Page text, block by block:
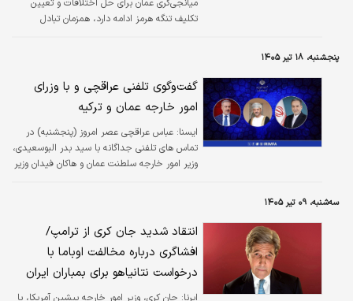
میانجی‌گری عمان برای حل اختلافات و تعیین
تکلیف تنگه هرمز ادامه دارد، همزمان تبادل
پنجشنبه، ۱۸ تیر ۱۴۰۵
گفت‌وگوی تلفنی عراقچی و با وزرای
امور خارجه عمان و ترکیه
ايسنا: عباس عراقچی عصر امروز (پنجشنبه) در
تماس های تلفنی جداگانه با سید بدر البوسعیدی،
وزیر امور خارجه سلطنت عمان و هاکان فیدان وزیر
سه‌شنبه، ۰۹ تیر ۱۴۰۵
انتقاد شدید جان کری از ترامپ/
افشاگری درباره مخالفت اوباما با
درخواست نتانیاهو برای بمباران ایران
ایرنا: جان کری، وزیر امور خارجه پیشین آمریکا، با